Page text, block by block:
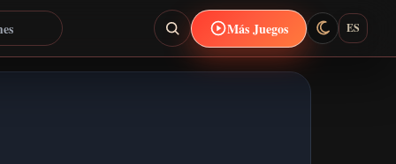
Más Juegos ES